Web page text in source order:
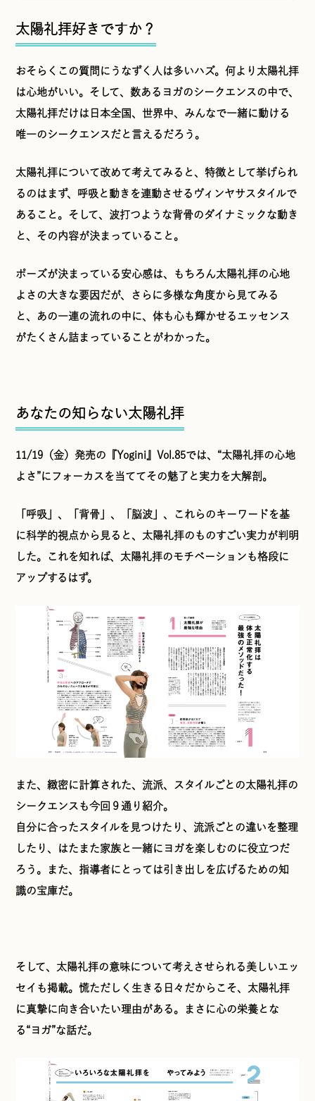
太陽礼拝好きですか？
おそらくこの質問にうなずく人は多いハズ。何より太陽礼拝
は心地がいい。そして、数あるヨガのシークエンスの中で、
太陽礼拝だけは日本全国、世界中、みんなで一緒に動ける
唯一のシークエンスだと言えるだろう。
太陽礼拝について改めて考えてみると、特徴として挙げられ
るのはまず、呼吸と動きを連動させるヴィンヤサスタイルで
あること。そして、波打つような背骨のダイナミックな動き
と、その内容が決まっていること。
ポーズが決まっている安心感は、もちろん太陽礼拝の心地
よさの大きな要因だが、さらに多様な角度から見てみる
と、あの一連の流れの中に、体も心も輝かせるエッセンス
がたくさん詰まっていることがわかった。
あなたの知らない太陽礼拝
11/19（金）発売の『Yogini』Vol.85では、“太陽礼拝の心地
よさ”にフォーカスを当ててその魅了と実力を大解剖。
「呼吸」、「背骨」、「脳波」、これらのキーワードを基
に科学的視点から見ると、太陽礼拝のものすごい実力が判明
した。これを知れば、太陽礼拝のモチベーションも格段に
アップするはず。
また、緻密に計算された、流派、スタイルごとの太陽礼拝の
シークエンスも今回９通り紹介。
自分に合ったスタイルを見つけたり、流派ごとの違いを整理
したり、はたまた家族と一緒にヨガを楽しむのに役立つだ
ろう。また、指導者にとっては引き出しを広げるための知
識の宝庫だ。
そして、太陽礼拝の意味について考えさせられる美しいエッ
セイも掲載。慌ただしく生きる日々だからこそ、太陽礼拝
に真摯に向き合いたい理由がある。まさに心の栄養とな
る“ヨガ”な話だ。